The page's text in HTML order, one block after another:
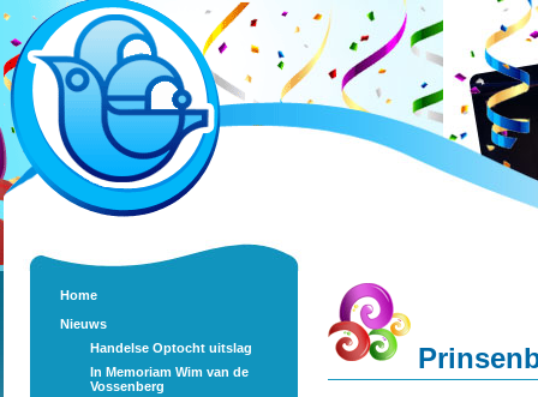
Home
Nieuws
Handelse Optocht uitslag
In Memoriam Wim van de
Vossenberg